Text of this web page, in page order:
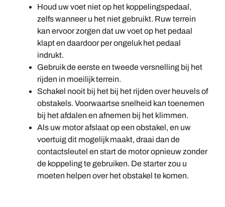
Houd uw voet niet op het koppelingspedaal,
zelfs wanneer u het niet gebruikt. Ruw terrein
kan ervoor zorgen dat uw voet op het pedaal
klapt en daardoor per ongeluk het pedaal
indrukt.
Gebruik de eerste en tweede versnelling bij het
rijden in moeilijk terrein.
Schakel nooit bij het bij het rijden over heuvels of
obstakels. Voorwaartse snelheid kan toenemen
bij het afdalen en afnemen bij het klimmen.
Als uw motor afslaat op een obstakel, en uw
voertuig dit mogelijk maakt, draai dan de
contactsleutel en start de motor opnieuw zonder
de koppeling te gebruiken. De starter zou u
moeten helpen over het obstakel te komen.